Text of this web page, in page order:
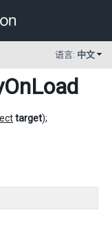
语言: 中文
target);